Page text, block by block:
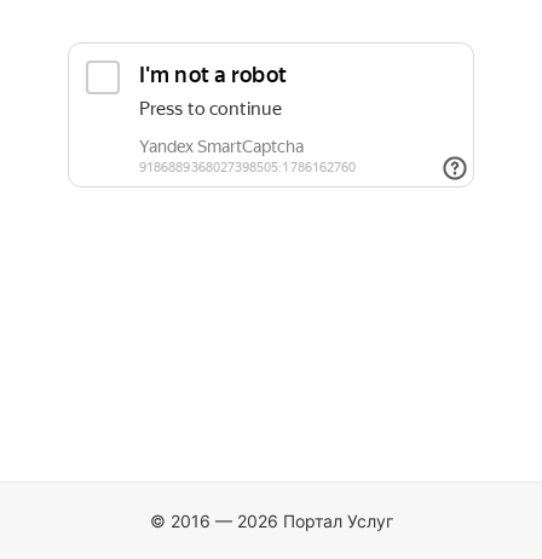
© 2016 — 2026 Портал Услуг